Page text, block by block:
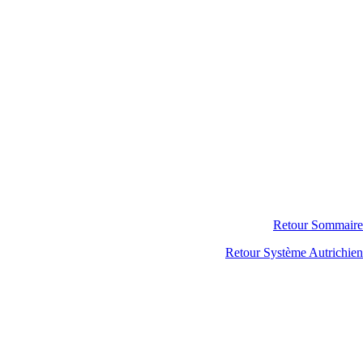
Retour Sommaire
Retour Système Autrichien